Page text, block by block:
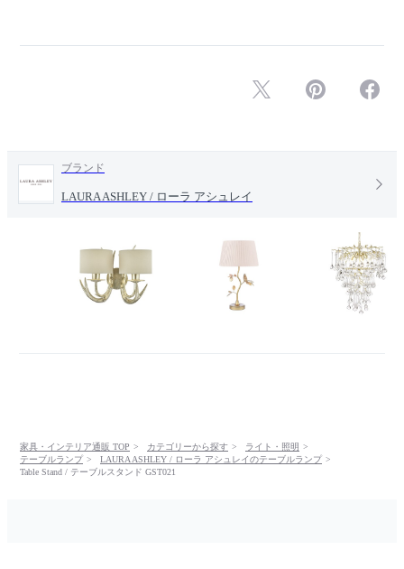
ブランド
LAURA ASHLEY / ローラ アシュレイ
家具・インテリア通販 TOP カテゴリーから探す
ライト・照明
テーブルランプ
LAURA ASHLEY / ローラ アシュレイのテーブルランプ
Table Stand / テーブルスタンド GST021